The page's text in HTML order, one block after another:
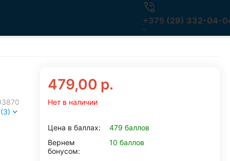
+375 (29) 332-04-
479,00 р.
Нет в наличии
Цена в баллах:
479 баллов
Вернем
бонусом:
10 баллов